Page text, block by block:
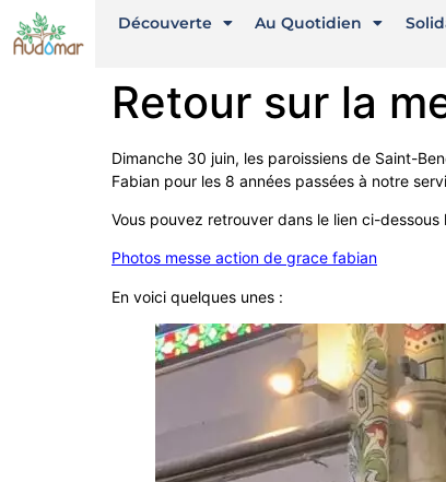
Découverte Au Quotidien
Retour sur la
Dimanche 30 juin, les paroissiens de Saint-
Fabian pour les 8 années passées à notre
Vous pouvez retrouver dans le lien ci-
Photos messe action de grace fabian
En voici quelques unes :